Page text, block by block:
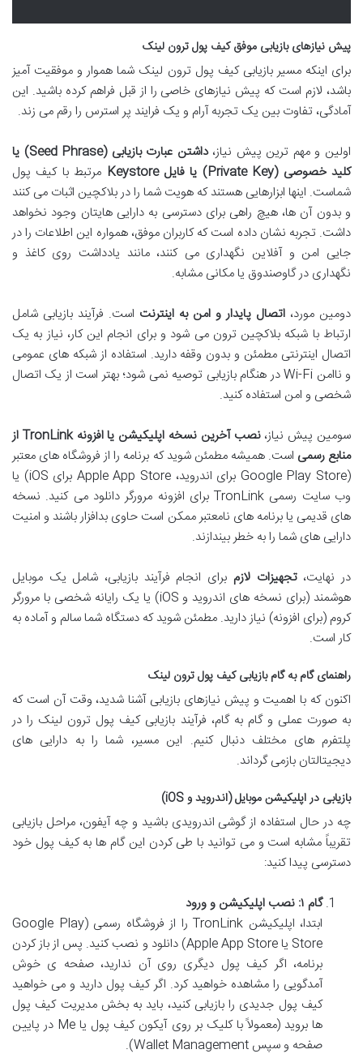
پیش نیازهای بازیابی موفق کیف پول ترون لینک
برای اینکه مسیر بازیابی کیف پول ترون لینک شما هموار و موفقیت آمیز
باشد، لازم است که پیش نیازهای خاصی را از قبل فراهم کرده باشید. این
آمادگی، تفاوت بین یک تجربه آرام و یک فرایند پر استرس را رقم می زند.
اولین و مهم ترین پیش نیاز،
داشتن عبارت بازیابی (Seed Phrase) یا
کلید خصوصی (Private Key) یا فایل Keystore
مرتبط با کیف پول
شماست. اینها ابزارهایی هستند که هویت شما را در بلاکچین اثبات می کنند
و بدون آن ها، هیچ راهی برای دسترسی به دارایی هایتان وجود نخواهد
داشت. تجربه نشان داده است که کاربران موفق، همواره این اطلاعات را در
جایی امن و آفلاین نگهداری می کنند، مانند یادداشت روی کاغذ و
نگهداری در گاوصندوق یا مکانی مشابه.
دومین مورد، اتصال پایدار و امن به اینترنت است. فرآیند بازیابی شامل
ارتباط با شبکه بلاکچین ترون می شود و برای انجام این کار، نیاز به یک
اتصال اینترنتی مطمئن و بدون وقفه دارید. استفاده از شبکه های عمومی
و ناامن Wi-Fi در هنگام بازیابی توصیه نمی شود؛ بهتر است از یک اتصال
شخصی و امن استفاده کنید.
سومین پیش نیاز،
نصب آخرین نسخه اپلیکیشن یا افزونه TronLink از
منابع رسمی است. همیشه مطمئن شوید که برنامه را از فروشگاه های معتبر
(Google Play Store برای اندروید، Apple App Store برای iOS) یا
وب سایت رسمی TronLink برای افزونه مرورگر دانلود می کنید. نسخه
های قدیمی یا برنامه های نامعتبر ممکن است حاوی بدافزار باشند و امنیت
دارایی های شما را به خطر بیندازند.
در نهایت،تجهیزات لازم برای انجام فرآیند بازیابی، شامل یک موبایل
هوشمند (برای نسخه های اندروید و iOS) یا یک رایانه شخصی با مرورگر
کروم (برای افزونه) نیاز دارید. مطمئن شوید که دستگاه شما سالم و آماده به
کار است.
راهنمای گام به گام بازیابی کیف پول ترون لینک
اکنون که با اهمیت و پیش نیازهای بازیابی آشنا شدید، وقت آن است که
به صورت عملی و گام به گام، فرآیند بازیابی کیف پول ترون لینک را در
پلتفرم های مختلف دنبال کنیم. این مسیر، شما را به دارایی های
دیجیتالتان بازمی گرداند.
بازیابی در اپلیکیشن موبایل (اندروید و iOS)
چه در حال استفاده از گوشی اندرویدی باشید و چه آیفون، مراحل بازیابی
تقریباً مشابه است و می توانید با طی کردن این گام ها به کیف پول خود
دسترسی پیدا کنید:
گام ۱: نصب اپلیکیشن و ورود
ابتدا، اپلیکیشن TronLink را از فروشگاه رسمی (Google Play
Store یا Apple App Store) دانلود و نصب کنید. پس از باز کردن
برنامه، اگر کیف پول دیگری روی آن ندارید، صفحه ی خوش
آمدگویی را مشاهده خواهید کرد. اگر کیف پول دارید و می خواهید
کیف پول جدیدی را بازیابی کنید، باید به بخش مدیریت کیف پول
ها بروید (معمولاً با کلیک بر روی آیکون کیف پول یا Me در پایین
صفحه و سپس Wallet Management).